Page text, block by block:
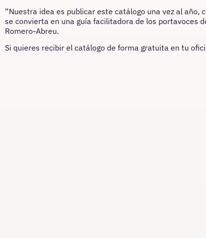
“Nuestra idea es publicar este catálogo una vez al
se convierta en una guía facilitadora de los portavoces
Romero-Abreu.
Si quieres recibir el catálogo de forma gratuita en tu